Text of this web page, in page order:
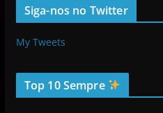
Siga-nos no Twitter
My Tweets
Top 10 Sempre